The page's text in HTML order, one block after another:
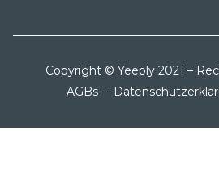
Copyright © Yeeply 2021 –
AGBs–